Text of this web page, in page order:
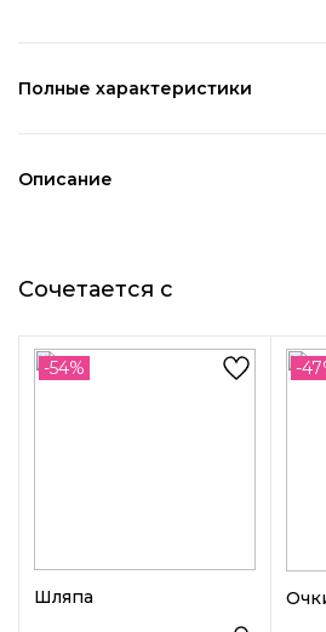
Полные характеристики
Длина 1:14,6 см
Возраст:Взрослый
Декоративный элемент 1:
Без
Описание
очки небальной овальной
расставят акценты. Очки
пластика насыщенного оранжевого
Сочетается с
-54%
Шляпа
-